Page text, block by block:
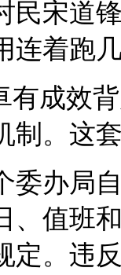
民宋道
连着跑
成效背
制。这
办局自
、值班
定。违